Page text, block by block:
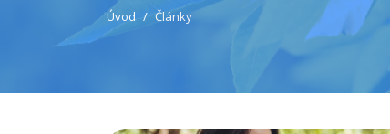
Úvod Články